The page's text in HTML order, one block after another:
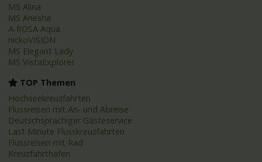
MS Alina
MS Anesha
A-ROSA Aqua
nickoVISION
MS Elegant Lady
MS VistaExplorer
TOP Themen
Hochseekreuzfahrten
Flussreisen mit An- und Abreise
Deutschsprachiger Gästeservice
Last Minute Flusskreuzfahrten
Flussreisen mit Rad
Kreuzfahrthäfen